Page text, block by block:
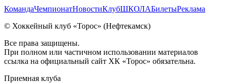
КомандаЧемпионатНовостиКлубШКОЛАБилетыРеклама
© Хоккейный клуб «Торос» (Нефтекамск)
Все права защищены.
При полном или частичном использовании материалов
ссылка на официальный сайт ХК «Торос» обязательна.
Приемная клуба